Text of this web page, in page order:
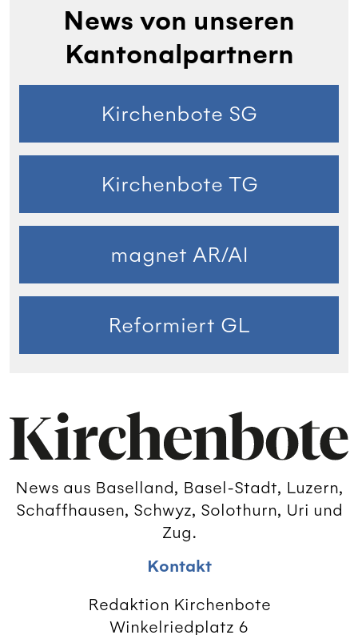
News von unseren
Kantonalpartnern
Kirchenbote SG
Kirchenbote TG
magnet AR/AI
Reformiert GL
News aus Baselland, Basel-Stadt, Luzern,
Schaffhausen, Schwyz, Solothurn, Uri und
Zug.
Kontakt
Redaktion Kirchenbote
Winkelriedplatz 6